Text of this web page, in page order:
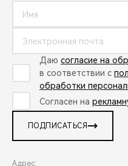
Даю согласие на
в соответствии с
обработки
Согласен на
ПОДПИСАТЬСЯ
Адрес: